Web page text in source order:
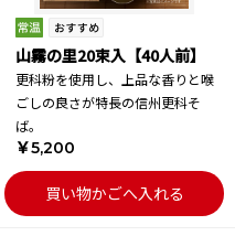
山霧の里20束入【40人前】
更科粉を使用し、上品な香りと喉
ごしの良さが特長の信州更科そ
ば。
￥5,200
買い物かごへ入れる